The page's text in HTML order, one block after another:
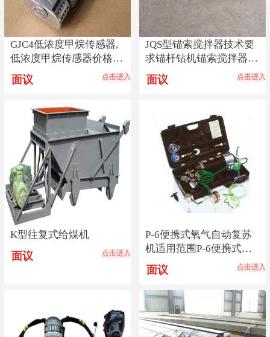
GJC4低浓度甲烷传感器,
低浓度甲烷传感器价格
低,传感器货源热销
面议 点击进入
JQS型锚索搅拌器技术要
求锚杆钻机锚索搅拌器安
装方式锚索搅拌器
面议 点击进入
K型往复式给煤机
面议 点击进入
P-6便携式氧气自动复苏
机适用范围P-6便携式氧
气自动复苏机产地
面议 点击进入